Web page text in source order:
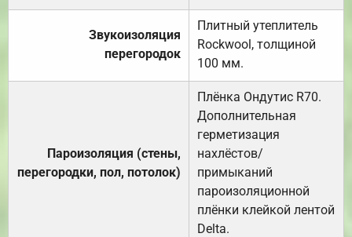
Звукоизоляция
перегородок
Плитный утеплитель
Rockwool, толщиной
100 мм.
Пароизоляция (стены,
перегородки, пол, потолок)
Плёнка Ондутис R70.
Дополнительная
герметизация
нахлёстов/
примыканий
пароизоляционной
плёнки клейкой лентой
Delta.